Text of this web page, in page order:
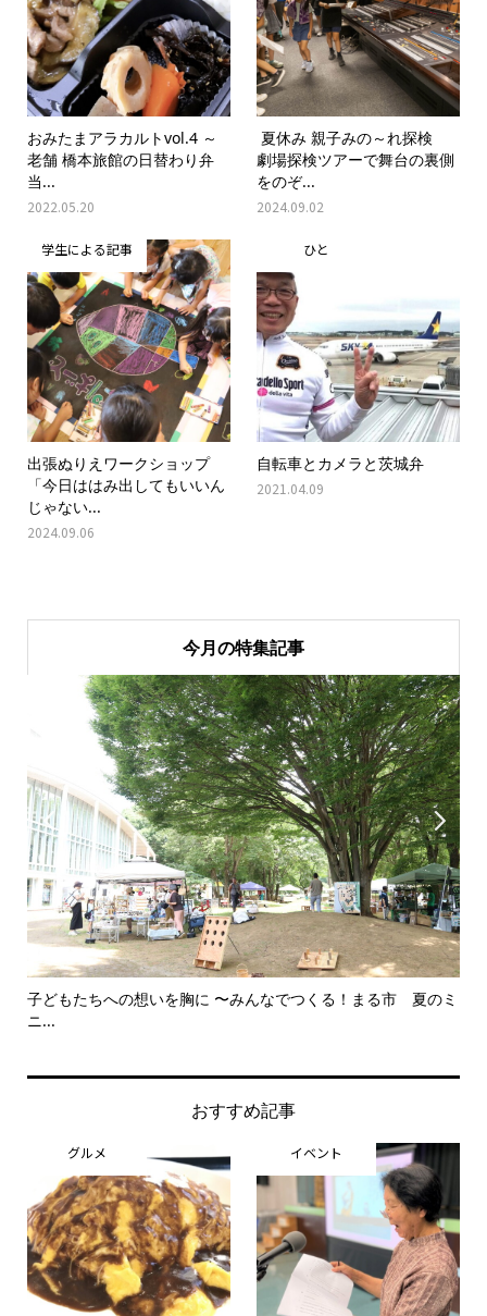
おみたまアラカルトvol.4 ～
老舗 橋本旅館の日替わり弁
当...
2022.05.20
夏休み 親子みの～れ探検
劇場探検ツアーで舞台の裏側
をのぞ...
2024.09.02
学生による記事
出張ぬりえワークショップ
「今日ははみ出してもいいん
じゃない...
2024.09.06
ひと
自転車とカメラと茨城弁
2021.04.09
今月の特集記事

子どもたちへの想いを胸に 〜みんなでつくる！まる市 夏のミ
ニ...

おすすめ記事
グルメ イベント